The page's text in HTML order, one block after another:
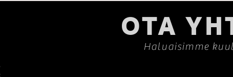
OTA
Haluaisimme